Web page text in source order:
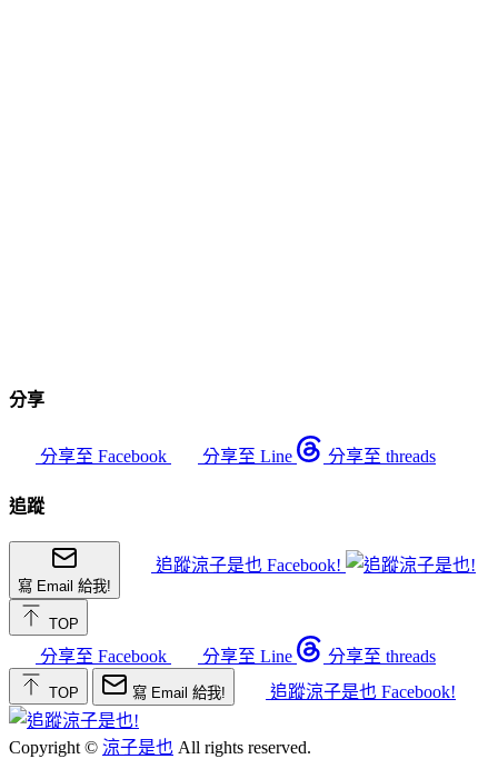
分享
分享至 Facebook 分享至 Line 分享至 threads
追蹤
寫 Email 給我!
追蹤涼子是也 Facebook!
TOP
分享至 Facebook 分享至 Line 分享至 threads
TOP 寫 Email 給我! 追蹤涼子是也 Facebook!
Copyright © 涼子是也 All rights reserved.